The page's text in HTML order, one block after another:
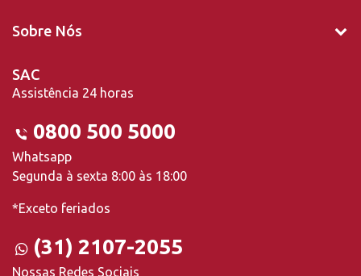
Sobre Nós
SAC
Assistência 24 horas
0800 500 5000
Whatsapp
Segunda à sexta 8:00 às 18:00
*Exceto feriados
(31) 2107-2055
Nossas Redes Sociais